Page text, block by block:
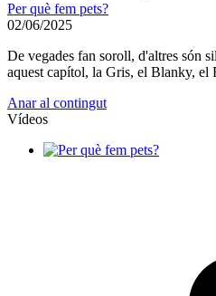
Per què fem pets?
02/06/2025
De vegades fan soroll, d'altres són
aquest capítol, la Gris, el Blanky, el
Anar al contingut
Vídeos